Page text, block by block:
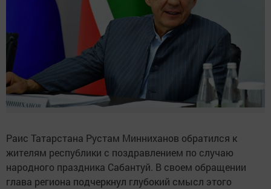
Раис Татарстана Рустам Минниханов обратился к
жителям республики с поздравлением по случаю
народного праздника Сабантуй. В своем обращении
глава региона подчеркнул глубокий смысл этого